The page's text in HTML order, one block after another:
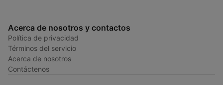
Acerca de nosotros y contactos
Política de privacidad
Términos del servicio
Acerca de nosotros
Contáctenos